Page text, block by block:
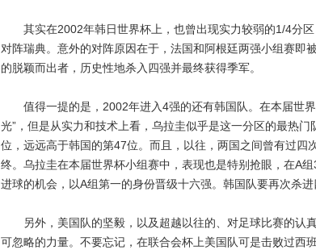
其实在2002年韩日世界杯上，也曾出现实力较弱的1/4分区
对阵瑞典。意外的对阵原因在于，法国和阿根廷两强小组赛即
的脱颖而出者，历史性地杀入四强并最终获得季军。
值得一提的是，2002年进入4强的还有韩国队。在本届世界
光”，但是从实力和技术上看，乌拉圭似乎是这一分区的最热
位，远远高于韩国的第47位。而且，以往，两国之间曾有过四
终。乌拉圭在本届世界杯小组赛中，表现也是特别抢眼，在A
进球的机会，以A组第一的身份晋级十六强。韩国队要再次杀进
另外，美国队的坚毅，以及超越以往的、对足球比赛的认
可忽略的力量。不要忘记，在联合会杯上美国队可是击败过西